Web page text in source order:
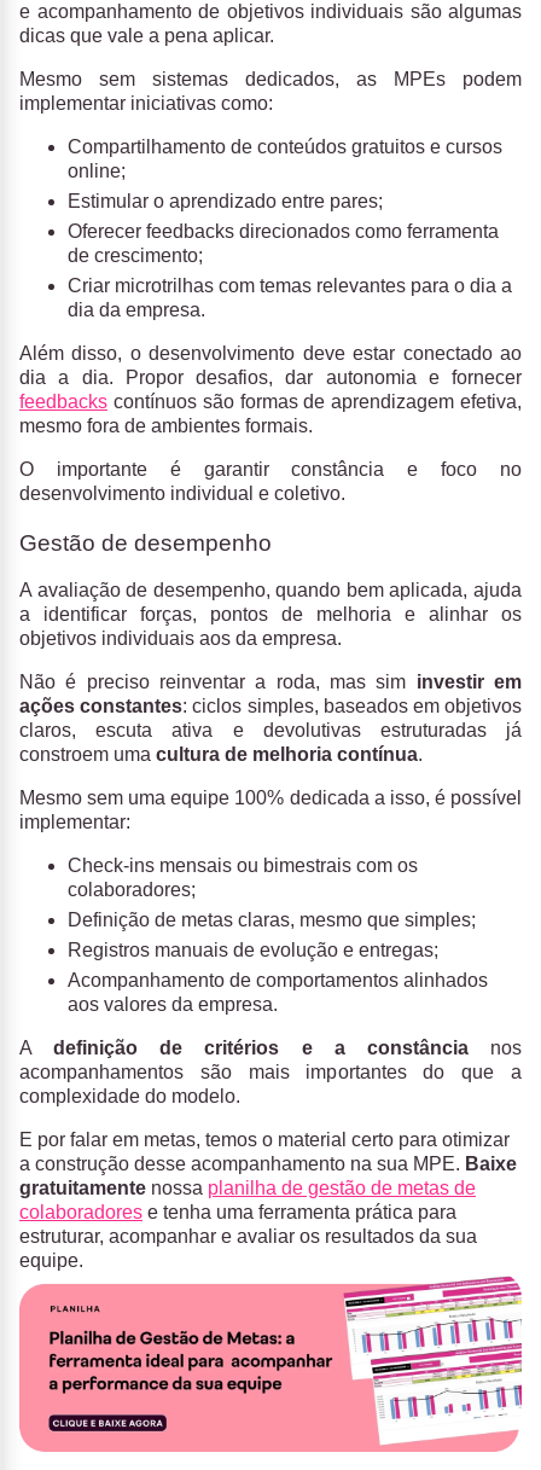
e acompanhamento de objetivos individuais são algumas
dicas que vale a pena aplicar.
Mesmo sem sistemas dedicados, as MPEs podem
implementar iniciativas como:
Compartilhamento de conteúdos gratuitos e cursos
online;
Estimular o aprendizado entre pares;
Oferecer feedbacks direcionados como ferramenta
de crescimento;
Criar microtrilhas com temas relevantes para o dia a
dia da empresa.
Além disso, o desenvolvimento deve estar conectado ao
dia a dia. Propor desafios, dar autonomia e fornecer
feedbacks contínuos são formas de aprendizagem efetiva,
mesmo fora de ambientes formais.
O importante é garantir constância e foco no
desenvolvimento individual e coletivo.
Gestão de desempenho
A avaliação de desempenho, quando bem aplicada, ajuda
a identificar forças, pontos de melhoria e alinhar os
objetivos individuais aos da empresa.
Não é preciso reinventar a roda, mas sim investir em
ações constantes: ciclos simples, baseados em objetivos
claros, escuta ativa e devolutivas estruturadas já
constroem uma cultura de melhoria contínua.
Mesmo sem uma equipe 100% dedicada a isso, é possível
implementar:
Check-ins mensais ou bimestrais com os
colaboradores;
Definição de metas claras, mesmo que simples;
Registros manuais de evolução e entregas;
Acompanhamento de comportamentos alinhados
aos valores da empresa.
Adefinição de critérios e a constâncianos
acompanhamentos são mais importantes do que a
complexidade do modelo.
E por falar em metas, temos o material certo para otimizar
a construção desse acompanhamento na sua MPE. Baixe
gratuitamente nossa planilha de gestão de metas de
colaboradores e tenha uma ferramenta prática para
estruturar, acompanhar e avaliar os resultados da sua
equipe.